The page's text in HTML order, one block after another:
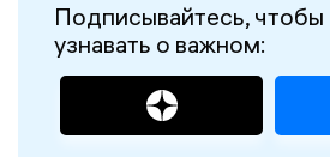
Подписывайтесь,
узнавать о важном: